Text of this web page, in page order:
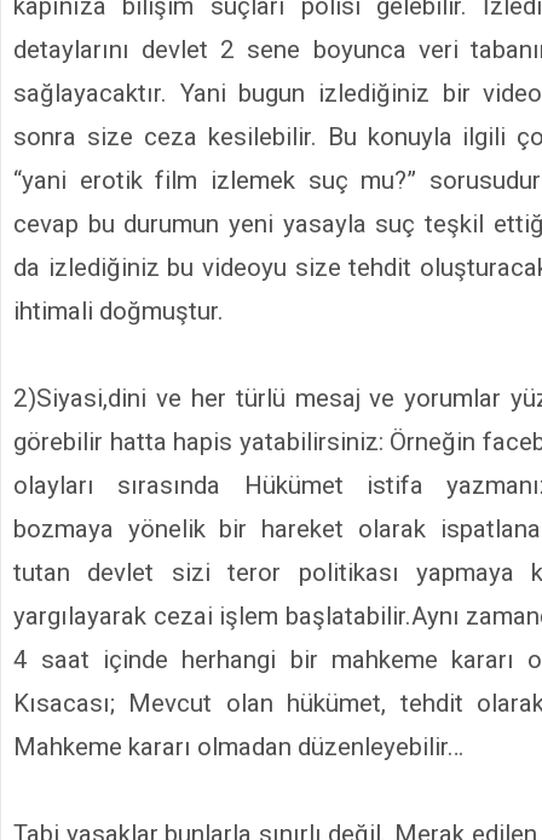
kapınıza bilişim suçları polisi gelebilir.
detaylarını devlet 2 sene boyunca veri
sağlayacaktır. Yani bugun izlediğiniz bir
sonra size ceza kesilebilir. Bu konuyla ilgili
“yani erotik film izlemek suç mu?”
cevap bu durumun yeni yasayla suç teşkil
da izlediğiniz bu videoyu size tehdit
ihtimali doğmuştur.
2)Siyasi,dini ve her türlü mesaj ve yorumlar
görebilir hatta hapis yatabilirsiniz: Örneğin
olayları sırasında Hükümet istifa
bozmaya yönelik bir hareket olarak
tutan devlet sizi teror politikası yapmaya
yargılayarak cezai işlem başlatabilir.Aynı
4 saat içinde herhangi bir mahkeme kararı
Kısacası; Mevcut olan hükümet, tehdit
Mahkeme kararı olmadan düzenleyebilir…
Tabi yasaklar bunlarla sınırlı değil. Merak